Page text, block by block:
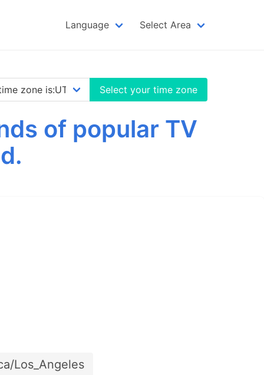
Language Select Area
Select your time zone
of popular TV
Los_Angeles